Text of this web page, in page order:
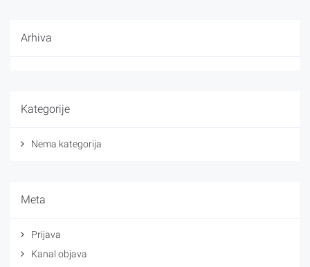
Arhiva
Kategorije
Nema kategorija
Meta
Prijava
Kanal objava